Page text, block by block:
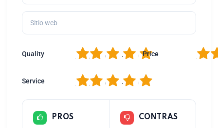
Quality 5
4
3
2 Price 2
Service 5
4
3
2
PROS CONTRAS